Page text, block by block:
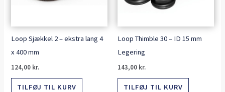
Loop Sjækkel 2 – ekstra lang 4
x 400 mm
124,00 kr.
TILFØJ TIL KURV
Loop Thimble 30 – ID 15 mm
Legering
143,00 kr.
TILFØJ TIL KURV